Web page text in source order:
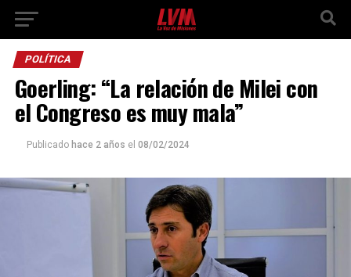
POLÍTICA
Goerling: “La relación de Milei con
el Congreso es muy mala”
Publicado hace 2 años el 08/02/2024